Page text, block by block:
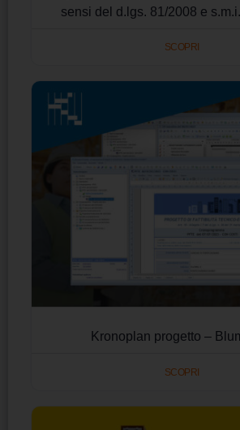
sensi del d.lgs. 81/2008 e
SCOPRI
Kronoplan progetto –
SCOPRI